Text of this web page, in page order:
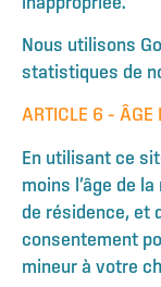
Nous utilisons
statistiques de
ARTICLE 6 – ÂGE
En utilisant ce
moins l’âge de
de résidence, et
consentement
mineur à votre